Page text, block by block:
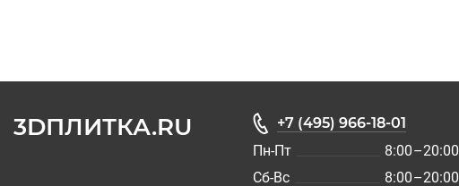
3DПЛИТКА.RU
+7 (495) 966-18-01
Пн-Пт
8:00–20:00
Сб-Вс
8:00–20:00